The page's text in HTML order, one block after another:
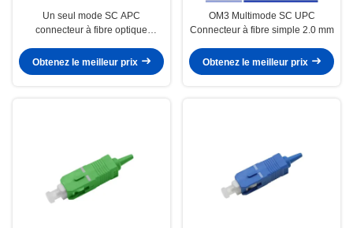
Un seul mode SC APC
connecteur à fibre optique
Obtenez le meilleur prix
OM3 Multimode SC UPC
Connecteur à fibre simple 2.0 mm
Obtenez le meilleur prix